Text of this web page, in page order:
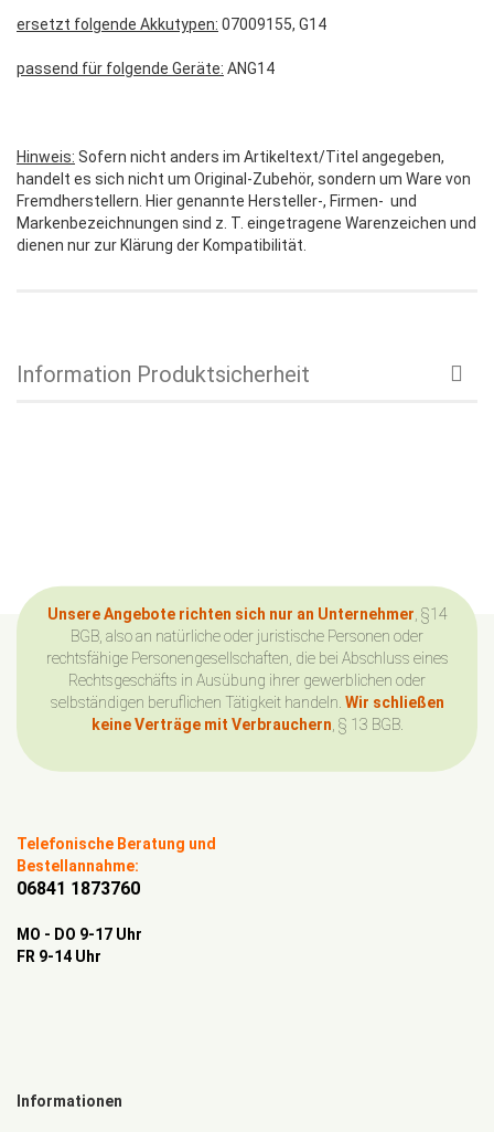
ersetzt folgende Akkutypen: 07009155, G14
passend für folgende Geräte: ANG14
Hinweis: Sofern nicht anders im Artikeltext/Titel angegeben,
handelt es sich nicht um Original-Zubehör, sondern um Ware von
Fremdherstellern. Hier genannte Hersteller-, Firmen- und
Markenbezeichnungen sind z. T. eingetragene Warenzeichen und
dienen nur zur Klärung der Kompatibilität.
Information Produktsicherheit
Unsere Angebote richten sich nur an Unternehmer , §14
BGB, also an natürliche oder juristische Personen oder
rechtsfähige Personengesellschaften, die bei Abschluss eines
Rechtsgeschäfts in Ausübung ihrer gewerblichen oder
selbständigen beruflichen Tätigkeit handeln. Wir schließen
keine Verträge mit Verbrauchern , § 13 BGB.
Telefonische Beratung und
Bestellannahme:
06841 1873760
MO - DO 9-17 Uhr
FR 9-14 Uhr
Informationen